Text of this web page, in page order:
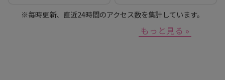
※毎時更新、直近24時間のアクセス数を集計しています。
もっと見る »